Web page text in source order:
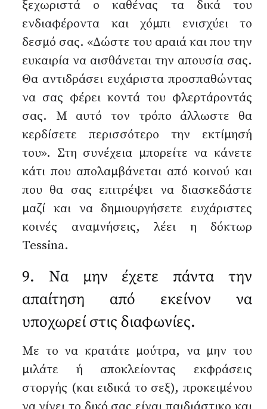
ξεχωριστά ο καθένας τα δικά του
ενδιαφέροντα και χόμπι ενισχύει το
δεσμό σας. «Δώστε του αραιά και που την
ευκαιρία να αισθάνεται την απουσία σας.
Θα αντιδράσει ευχάριστα προσπαθώντας
να σας φέρει κοντά του φλερτάροντάς
σας. Μ αυτό τον τρόπο άλλωστε θα
κερδίσετε περισσότερο την εκτίμησή
του». Στη συνέχεια μπορείτε να κάνετε
κάτι που απολαμβάνεται από κοινού και
που θα σας επιτρέψει να διασκεδάστε
μαζί και να δημιουργήσετε ευχάριστες
κοινές αναμνήσεις, λέει η δόκτωρ
Tessina.
9. Να μην έχετε πάντα την
απαίτηση από εκείνον να
υποχωρεί στις διαφωνίες.
Με το να κρατάτε μούτρα, να μην του
μιλάτε ή αποκλείοντας εκφράσεις
στοργής (και ειδικά το σεξ), προκειμένου